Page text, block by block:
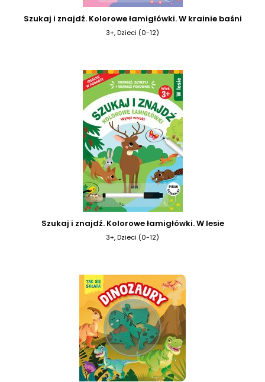
Szukaj i znajdź. Kolorowe łamigłówki. W krainie baśni
3+, Dzieci (0-12)
Szukaj i znajdź. Kolorowe łamigłówki. W lesie
3+, Dzieci (0-12)